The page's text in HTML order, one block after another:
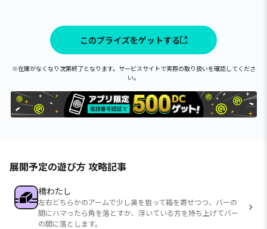
このプライズをゲットする
※在庫がなくなり次第終了となります。サービスサイトで実際の取り扱いを確認してくださ
い。
展開予定の遊び方 攻略記事
橋わたし
左右どちらかのアームで少し奥を狙って箱を寄せつつ、バーの
間にハマったら角を落とすか、浮いている方を持ち上げてバー
の間に落とします。